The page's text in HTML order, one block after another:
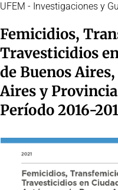
UFEM - Investigaciones y
Femicidios,
Travesticidios
de Buenos
Aires y
Período 2016-